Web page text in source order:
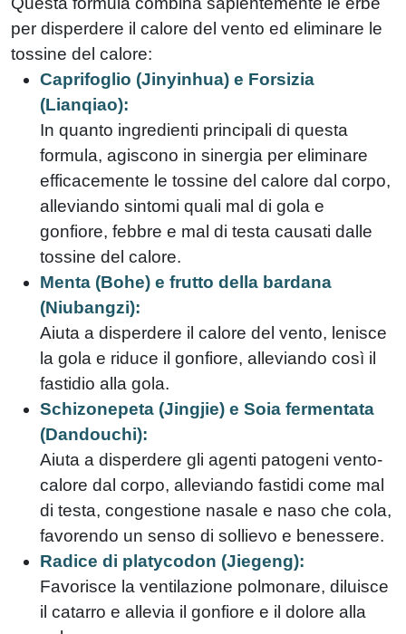
per disperdere il calore del vento ed eliminare le
tossine del calore:
Caprifoglio (Jinyinhua) e Forsizia
(Lianqiao):
In quanto ingredienti principali di questa
formula, agiscono in sinergia per eliminare
efficacemente le tossine del calore dal corpo,
alleviando sintomi quali mal di gola e
gonfiore, febbre e mal di testa causati dalle
tossine del calore.
Menta (Bohe) e frutto della bardana
(Niubangzi):
Aiuta a disperdere il calore del vento, lenisce
la gola e riduce il gonfiore, alleviando così il
fastidio alla gola.
Schizonepeta (Jingjie) e Soia fermentata
(Dandouchi):
Aiuta a disperdere gli agenti patogeni vento-
calore dal corpo, alleviando fastidi come mal
di testa, congestione nasale e naso che cola,
favorendo un senso di sollievo e benessere.
Radice di platycodon (Jiegeng):
Favorisce la ventilazione polmonare, diluisce
il catarro e allevia il gonfiore e il dolore alla